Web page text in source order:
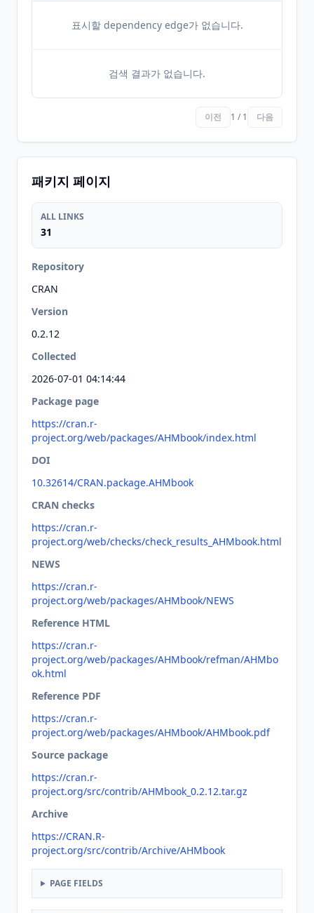
표시할 dependency edge가 없습니다.
검색 결과가 없습니다.
이전 1 / 1 다음
패키지 페이지
ALL LINKS
31
Repository
CRAN
Version
0.2.12
Collected
2026-07-01 04:14:44
Package page
https://cran.r-
project.org/web/packages/AHMbook/index.html
DOI
10.32614/CRAN.package.AHMbook
CRAN checks
https://cran.r-
project.org/web/checks/check_results_AHMbook.html
NEWS
https://cran.r-
project.org/web/packages/AHMbook/NEWS
Reference HTML
https://cran.r-
project.org/web/packages/AHMbook/refman/AHMbo
ok.html
Reference PDF
https://cran.r-
project.org/web/packages/AHMbook/AHMbook.pdf
Source package
https://cran.r-
project.org/src/contrib/AHMbook_0.2.12.tar.gz
Archive
https://CRAN.R-
project.org/src/contrib/Archive/AHMbook
PAGE FIELDS